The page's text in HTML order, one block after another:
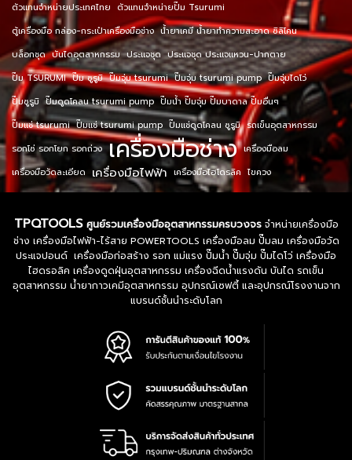
ตัวแทนจำหน่ายประเทศไทย ตัวแทนจำหน่ายปั๊ม Tsurumi
ตู้เครื่องมือ กล่อง-กระเป๋าเครื่องมือช่าง น้ำยาเคมี น้ำยาทำความสะอาด ซิลิโคน
บล็อกชุด บันไดอุตสาหกรรม ประแจชุด ประแจชุด ประแจแหวน-ปากตาย
ปั๊ม TSURUMI ปั๊ม ซูรูมิ ปั๊มจุ่ม tsurumi ปั๊มจุ่ม tsurumi pump ปั๊มจุ่มไดโว่
ปั๊มซูรูมิ ปั๊มดูดโคลน tsurumi pump ปั๊มน้ำ ปั๊มจุ่ม ปั๊มบาดาล ปั๊มอื่นๆ
ปั๊มแช่ tsurumi ปั๊มแช่ tsurumi pump ปั๊มแช่ดูดโคลน ซูรูมิ รถเข็นอุตสาหกรรม
รอกโซ่ รอกโยก รอกถ่วง เครื่องมือช่าง เครื่องมือลม
เครื่องมือวัดละเอียด เครื่องมือไฟฟ้า เครื่องมือไฮโดรลิค ไขควง
TPQTOOLS ศูนย์รวมเครื่องมืออุตสาหกรรมครบวงจรจำหน่ายเครื่องมือ
ช่าง เครื่องมือไฟฟ้า-ไร้สาย POWERTOOLS เครื่องมือลม ปั๊มลม เครื่องมือวัด
ประแจปอนด์ เครื่องมือก่อสร้าง รอก แม่แรง ปั๊มน้ำ ปั๊มจุ่ม ปั๊มไดโว่ เครื่องมือ
ไฮดรอลิค เครื่องดูดฝุ่นอุตสาหกรรม เครื่องฉีดน้ำแรงดัน บันได รถเข็น
อุตสาหกรรม น้ำยากาวเคมีอุตสาหกรรม อุปกรณ์เซฟตี้ และอุปกรณ์โรงงานจาก
แบรนด์ชั้นนำระดับโลก